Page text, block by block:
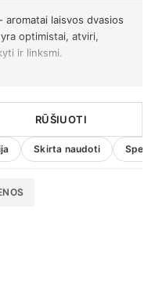
aromatai laisvos dvasios
optimistai, atviri,
ir linksmi.
Skirta naudoti
RŪŠIUOTI